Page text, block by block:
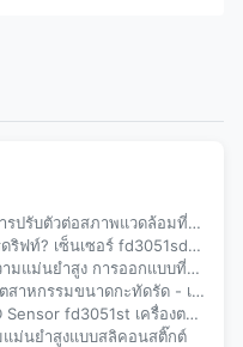
เซนเซอร์ fd80b เครื่องส่งแรงดันสากลที่ฉลาด ช่วยคุณแก้ปัญหาอุตสาหกรรม
ง Shandong FRD แก้ปัญหาจุดเจ็บปวดของการวัด
แบบที่คอมพักทัด และการทํางานที่น่าเชื่อถือ
าต์พุต 4-20ma, ชิ้นส่วนสัมผัสของเหลวสแตนเลส
จความแรงดันแบบสมาร์ท: การวัดความละเอียดสูง
แม่นยําสูงแบบสลิคอนสติ๊กต์